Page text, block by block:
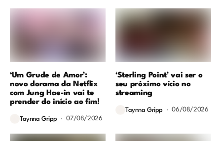
‘Um Grude de Amor’:
novo dorama da Netflix
com Jung Hae-in vai te
prender do início ao fim!
Taynna Gripp 07/08/2026
‘Sterling Point’ vai ser o
seu próximo vício no
streaming
Taynna Gripp 06/08/2026